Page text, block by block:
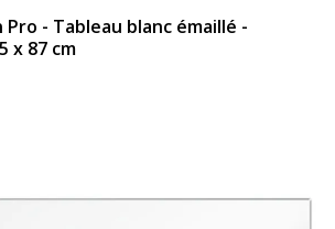
- Tableau blanc émaillé -
x 87 cm